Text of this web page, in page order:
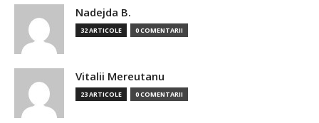
Nadejda B.
32 ARTICOLE 0 COMENTARII
Vitalii Mereutanu
23 ARTICOLE 0 COMENTARII